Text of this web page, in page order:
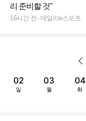
리 준비할 것"
16시간 전 데일리e스포츠
02
일
03
월
04
화